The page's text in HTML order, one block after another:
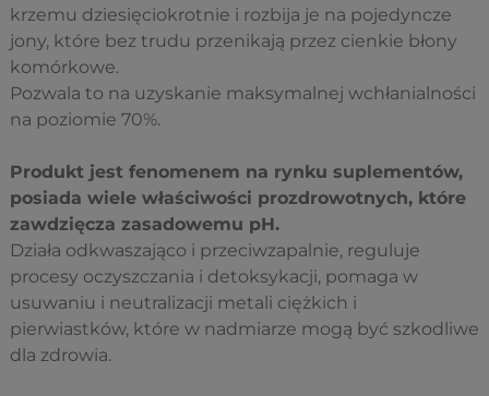
krzemu dziesięciokrotnie i rozbija je na pojedyncze
jony, które bez trudu przenikają przez cienkie błony
komórkowe.
Pozwala to na uzyskanie maksymalnej wchłanialności
na poziomie 70%.
Produkt jest fenomenem na rynku suplementów,
posiada wiele właściwości prozdrowotnych, które
zawdzięcza zasadowemu pH.
Działa odkwaszająco i przeciwzapalnie, reguluje
procesy oczyszczania i detoksykacji, pomaga w
usuwaniu i neutralizacji metali ciężkich i
pierwiastków, które w nadmiarze mogą być szkodliwe
dla zdrowia.